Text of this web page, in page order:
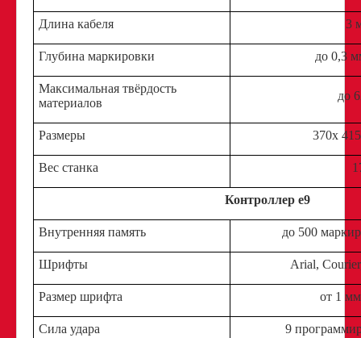
Длина кабеля 3
Глубина маркировки до 0,3
Максимальная твёрдость
материалов
до
Размеры 370x
Вес станка
Контроллер e9
Внутренняя память до 500
Шрифты Arial,
Размер шрифта от 1
Сила удара 9